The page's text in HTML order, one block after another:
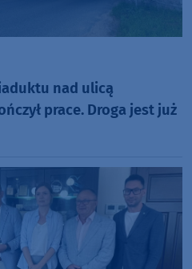
nad ulicą
prace. Droga jest już